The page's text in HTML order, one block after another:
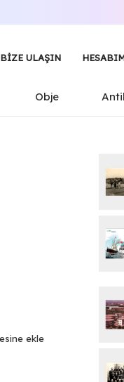
BIZE ULAŞIN
Obje
ekle